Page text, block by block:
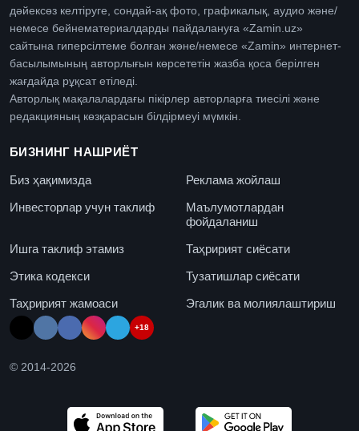
дәйексөз келтіруге, сондай-ақ фото, графикалық, аудио және/
немесе бейнематериалдарды пайдалануға «Zamin.uz»
сайтына гиперсілтеме болған және/немесе «Zamin» интернет-
басылымының авторлығын көрсететін жазба қоса берілген
жағдайда рұқсат етіледі.
Авторлық мақалалардағы пікірлер авторларға тиесілі және
редакцияның көзқарасын білдірмеуі мүмкін.
БИЗНИНГ НАШРИЁТ
Биз ҳақимизда
Реклама жойлаш
Инвесторлар учун таклиф
Маълумотлардан
фойдаланиш
Ишга таклиф этамиз
Таҳририят сиёсати
Этика кодекси
Тузатишлар сиёсати
Таҳририят жамоаси
Эгалик ва молиялаштириш
+18
© 2014-2026